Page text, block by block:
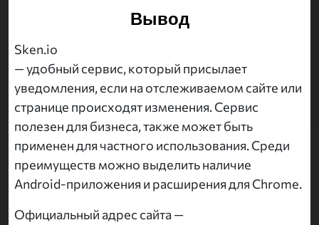
Вывод
Sken.io
— удобный сервис, который присылает
уведомления, если на отслеживаемом сайте или
странице происходят изменения. Сервис
полезен для бизнеса, также может быть
применен для частного использования. Среди
преимуществ можно выделить наличие
Android-приложения и расширения для Chrome.
Официальный адрес сайта —